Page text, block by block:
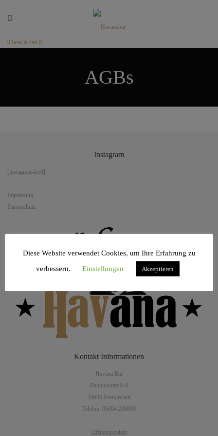
0 Item in cart
AGBs
Instagram
[instagram-feed]
Impressum
Datenschutz
Kontakt Informationen
Havana Bar
Bahnhofstraße 8
34626 Neukirchen
Telefon: 06694 236890
Öffnungszeiten
Diese Website verwendet Cookies, um Ihre Erfahrung zu
verbessern.
Einstellungen Akzeptieren